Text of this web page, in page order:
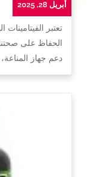
أبريل 28, 2025
تعتبر
الحفاظ على
دعم جهاز